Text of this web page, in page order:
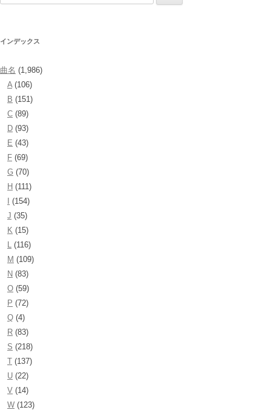
索:
インデックス
曲名 (1,986)
A (106)
B (151)
C (89)
D (93)
E (43)
F (69)
G (70)
H (111)
I (154)
J (35)
K (15)
L (116)
M (109)
N (83)
O (59)
P (72)
Q (4)
R (83)
S (218)
T (137)
U (22)
V (14)
W (123)